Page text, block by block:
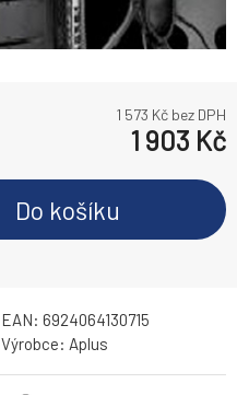
1 573 Kč bez DPH
1 903 Kč
Do košíku
EAN: 6924064130715
Výrobce: Aplus